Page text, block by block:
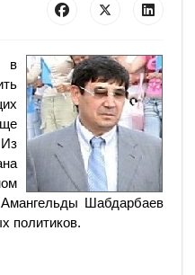
в
Шабдарбаев
политиков.